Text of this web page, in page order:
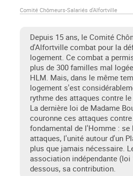
Comité Chômeurs-Salariés d'Alfortville
Depuis 15 ans, le Comité
d'Alfortville combat pour la
logement. Ce combat a
plus de 300 familles mal
HLM. Mais, dans le même
logement s'est
rythme des attaques contre
La dernière loi de Madame
couronne ces attaques
fondamental de l'Homme : se
attaques, l'unité autour d'un
plus que jamais nécessaire.
association indépendante (loi
dessous, sa contribution.